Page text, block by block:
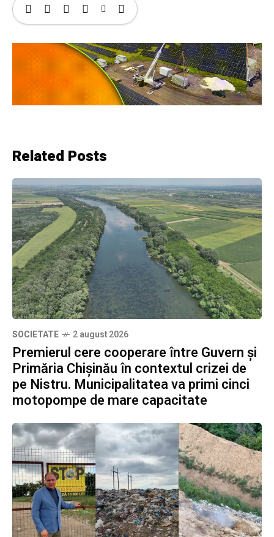
Related Posts
SOCIETATE 2 august 2026
Premierul cere cooperare între Guvern și
Primăria Chișinău în contextul crizei de
pe Nistru. Municipalitatea va primi cinci
motopompe de mare capacitate